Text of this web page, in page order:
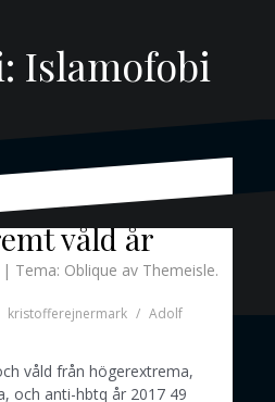
Islamofobi
våld år
kristofferejnermark
Adolf
våld från högerextrema,
och anti-hbtq år 2017 49
| Tema: Oblique av Themeisle.